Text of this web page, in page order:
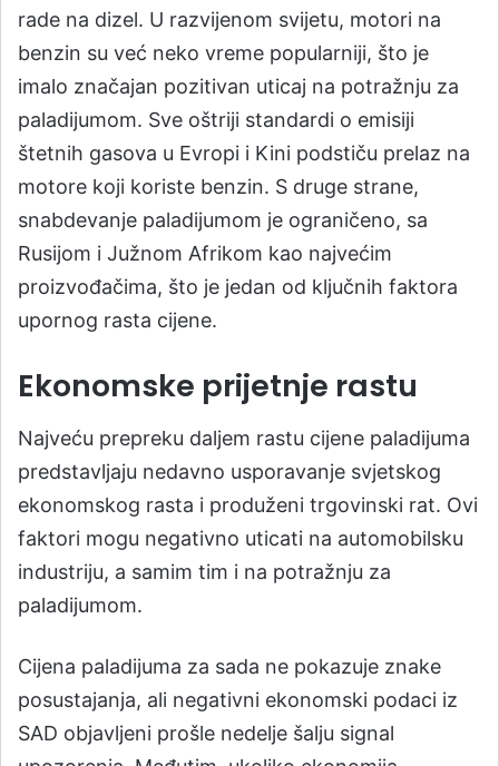
rade na dizel. U razvijenom svijetu, motori na
benzin su već neko vreme popularniji, što je
imalo značajan pozitivan uticaj na potražnju za
paladijumom. Sve oštriji standardi o emisiji
štetnih gasova u Evropi i Kini podstiču prelaz na
motore koji koriste benzin. S druge strane,
snabdevanje paladijumom je ograničeno, sa
Rusijom i Južnom Afrikom kao najvećim
proizvođačima, što je jedan od ključnih faktora
upornog rasta cijene.
Ekonomske prijetnje rastu
Najveću prepreku daljem rastu cijene paladijuma
predstavljaju nedavno usporavanje svjetskog
ekonomskog rasta i produženi trgovinski rat. Ovi
faktori mogu negativno uticati na automobilsku
industriju, a samim tim i na potražnju za
paladijumom.
Cijena paladijuma za sada ne pokazuje znake
posustajanja, ali negativni ekonomski podaci iz
SAD objavljeni prošle nedelje šalju signal